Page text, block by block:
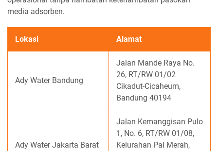
media adsorben.
Lokasi Alamat
Ady Water Bandung
Jalan Mande Raya No.
26, RT/RW 01/02
Cikadut-Cicaheum,
Bandung 40194
Ady Water Jakarta Barat
Jalan Kemanggisan Pulo
1, No. 6, RT/RW 01/08,
Kelurahan Pal Merah,